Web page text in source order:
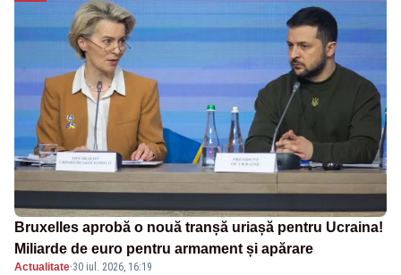
Bruxelles aprobă o nouă tranșă uriașă pentru Ucraina!
Miliarde de euro pentru armament și apărare
Actualitate·30 iul. 2026, 16:19